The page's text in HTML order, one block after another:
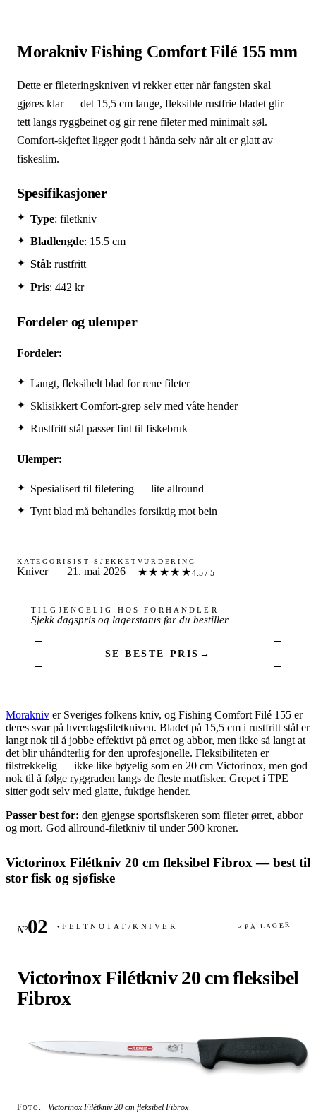
Morakniv Fishing Comfort Filé 155 mm
Dette er fileteringskniven vi rekker etter når fangsten skal
gjøres klar — det 15,5 cm lange, fleksible rustfrie bladet glir
tett langs ryggbeinet og gir rene fileter med minimalt søl.
Comfort-skjeftet ligger godt i hånda selv når alt er glatt av
fiskeslim.
Spesifikasjoner
Type: filetkniv
Bladlengde: 15.5 cm
Stål: rustfritt
Pris: 442 kr
Fordeler og ulemper
Fordeler:
Langt, fleksibelt blad for rene fileter
Sklisikkert Comfort-grep selv med våte hender
Rustfritt stål passer fint til fiskebruk
Ulemper:
Spesialisert til filetering — lite allround
Tynt blad må behandles forsiktig mot bein
KATEGORI
Kniver
SIST SJEKKET
21. mai 2026
VURDERING
★★★★★4.5 / 5
TILGJENGELIG HOS FORHANDLER
Sjekk dagspris og lagerstatus før du bestiller
SE BESTE PRIS →
Morakniv er Sveriges folkens kniv, og Fishing Comfort Filé 155 er
deres svar på hverdagsfiletkniven. Bladet på 15,5 cm i rustfritt stål er
langt nok til å jobbe effektivt på ørret og abbor, men ikke så langt at
det blir uhåndterlig for den uprofesjonelle. Fleksibiliteten er
tilstrekkelig — ikke like bøyelig som en 20 cm Victorinox, men god
nok til å følge ryggraden langs de fleste matfisker. Grepet i TPE
sitter godt selv med glatte, fuktige hender.
Passer best for: den gjengse sportsfiskeren som fileter ørret, abbor
og mort. God allround-filetkniv til under 500 kroner.
Victorinox Filétkniv 20 cm fleksibel Fibrox — best til
stor fisk og sjøfiske
Nº ● FELTNOTAT /KNIVER ✓ PÅ LAGER
Victorinox Filétkniv 20 cm fleksibel
Fibrox
Foto. Victorinox Filétkniv 20 cm fleksibel Fibrox